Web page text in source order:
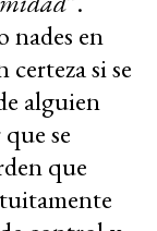
nades en
certeza si se
alguien
se
que